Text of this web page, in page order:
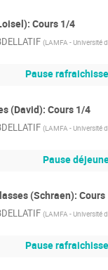
Cours 1/4
(LAMFA - Université
Pause
(David): Cours 1/4
(LAMFA - Université
Pause
(Schraen): Cours
(LAMFA - Université
Pause